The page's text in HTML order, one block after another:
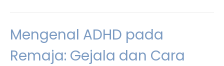
Mengenal ADHD pada
Remaja: Gejala dan Cara